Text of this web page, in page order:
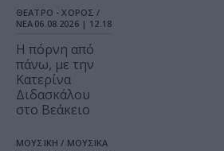
ΘΕΑΤΡΟ - ΧΟΡΟΣ /
ΝΕΑ 06.08.2026 | 12.18
Η πόρνη από
πάνω, με την
Κατερίνα
Διδασκάλου
στο Βεάκειο
ΜΟΥΣΙΚΗ / ΜΟΥΣΙΚΑ